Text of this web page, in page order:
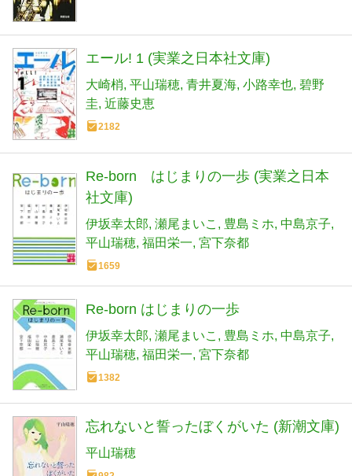
エール! 1 (実業之日本社文庫)
大崎梢 平山瑞穂 青井夏海 小路幸也 碧野
圭 近藤史恵
2182
Re-born はじまりの一歩 (実業之日本
社文庫)
伊坂幸太郎 瀬尾まいこ 豊島ミホ 中島京子
平山瑞穂 福田栄一 宮下奈都
1659
Re-born はじまりの一歩
伊坂幸太郎 瀬尾まいこ 豊島ミホ 中島京子
平山瑞穂 福田栄一 宮下奈都
1382
忘れないと誓ったぼくがいた (新潮文庫)
平山瑞穂